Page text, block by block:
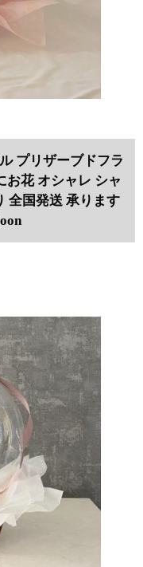
プリザーブドフラ
お花 オシャレ シャ
全国発送 承ります